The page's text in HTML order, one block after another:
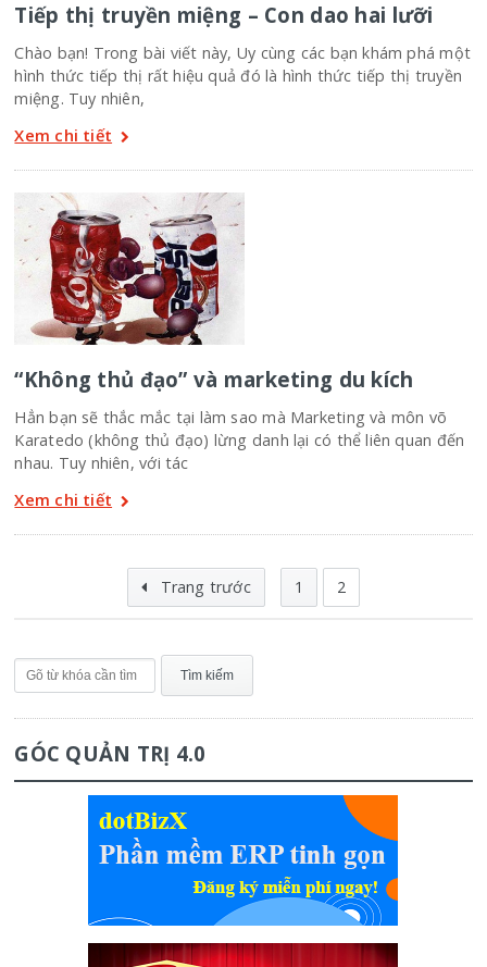
Tiếp thị truyền miệng – Con dao hai lưỡi
Chào bạn! Trong bài viết này, Uy cùng các bạn khám phá một
hình thức tiếp thị rất hiệu quả đó là hình thức tiếp thị truyền
miệng. Tuy nhiên,
Xem chi tiết
“Không thủ đạo” và marketing du kích
Hẳn bạn sẽ thắc mắc tại làm sao mà Marketing và môn võ
Karatedo (không thủ đạo) lừng danh lại có thể liên quan đến
nhau. Tuy nhiên, với tác
Xem chi tiết
Trang trước 1 2
GÓC QUẢN TRỊ 4.0